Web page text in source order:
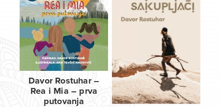
Davor Rostuhar –
Rea i Mia – prva
putovanja